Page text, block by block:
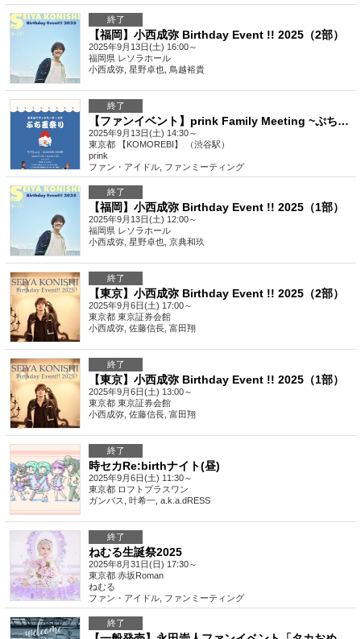
終了
【福岡】小西成弥 Birthday Event !! 2025（2部）
2025年9月13日(土) 16:00～
福岡県 レソラホール
小西成弥, 星野卓也, 鳥越裕貴
終了
【ファンイベント】prink Family Meeting ~ぷち夏祭り~
2025年9月13日(土) 14:30～
東京都
【KOMOREBI】 （渋谷駅）
prink
ファン・アイドル ファンミーティング
終了
【福岡】小西成弥 Birthday Event !! 2025（1部）
2025年9月13日(土) 12:00～
福岡県 レソラホール
小西成弥, 星野卓也, 京典和玖
終了
【東京】小西成弥 Birthday Event !! 2025（2部）
2025年9月6日(土) 17:00～
東京都 東京証券会館
小西成弥, 佐藤信長, 富田翔
終了
【東京】小西成弥 Birthday Event !! 2025（1部）
2025年9月6日(土) 13:00～
東京都 東京証券会館
小西成弥, 佐藤信長, 富田翔
終了
時セカRe:birthナイト(昼)
2025年9月6日(土) 11:30～
東京都 ロフトプラスワン
ガンバス, 叶希一, a.k.a.dRESS
終了
ねむる生誕祭2025
2025年8月31日(日) 17:30～
東京都 赤坂Roman
ねむる
ファン・アイドル ファンミーティング
終了